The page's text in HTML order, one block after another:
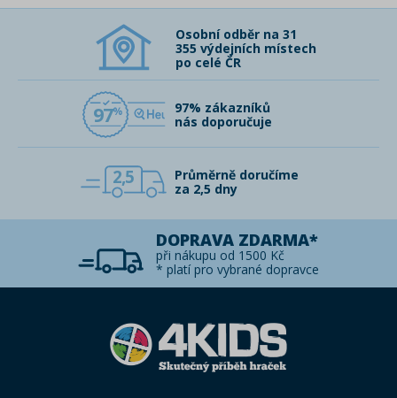
Osobní odběr na 31
355 výdejních místech
po celé ČR
97
97% zákazníků
nás doporučuje
2,5
Průměrně doručíme
za 2,5 dny
DOPRAVA ZDARMA*
při nákupu od 1500 Kč
* platí pro vybrané dopravce